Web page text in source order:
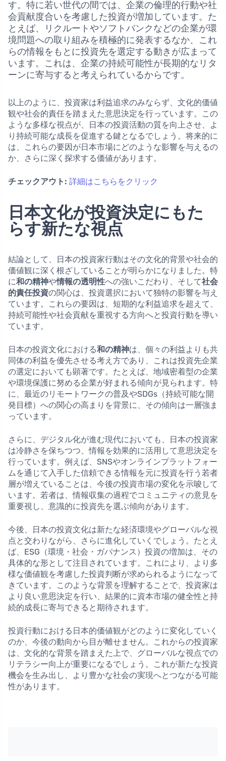
す。特に若い世代の間では、企業の倫理的行動や社
会貢献度合いを考慮した投資が増加しています。た
とえば、リクルートやソフトバンクなどの企業が環
境問題への取り組みを積極的に発表するなか、これ
らの情報をもとに投資先を選定する動きが広まって
います。これは、企業の持続可能性が長期的なリタ
ーンに寄与すると考えられているからです。
以上のように、投資家は利益追求のみならず、文化的価値
観や社会的責任を踏まえた意思決定を行っています。この
ような多様な視点が、日本の投資活動の質を向上させ、よ
り持続可能な成長を促進する鍵となるでしょう。将来的に
は、これらの要因が日本市場にどのような影響を与えるの
か、さらに深く探求する価値があります。
チェックアウト: 詳細はこちらをクリック
日本文化が投資決定にもた
らす新たな視点
結論として、日本の投資家行動はその文化的背景や社会的
価値観に深く根ざしていることが明らかになりました。特
に和の精神や情報の透明性への強いこだわり、そして社会
的責任投資の関心は、投資選択において独特の影響を与え
ています。これらの要因は、短期的な利益追求を超えて、
持続可能性や社会貢献を重視する方向へと投資行動を導い
ています。
日本の投資文化における和の精神は、個々の利益よりも共
同体の利益を優先させる考え方であり、これは投資先企業
の選定においても顕著です。たとえば、地域密着型の企業
や環境保護に努める企業が好まれる傾向が見られます。特
に、最近のリモートワークの普及やSDGs（持続可能な開
発目標）への関心の高まりを背景に、その傾向は一層強ま
っています。
さらに、デジタル化が進む現代においても、日本の投資家
は冷静さを保ちつつ、情報を効果的に活用して意思決定を
行っています。例えば、SNSやオンラインプラットフォー
ムを通じて入手した信頼できる情報を元に投資を行う若者
層が増えていることは、今後の投資市場の変化を示唆して
います。若者は、情報収集の過程でコミュニティの意見を
重要視し、意識的に投資先を選ぶ傾向があります。
今後、日本の投資文化は新たな経済環境やグローバルな視
点と交わりながら、さらに進化していくでしょう。たとえ
ば、ESG（環境・社会・ガバナンス）投資の増加は、その
具体的な形として注目されています。これにより、より多
様な価値観を考慮した投資判断が求められるようになって
きています。このような背景を理解することで、投資家は
より良い意思決定を行い、結果的に資本市場の健全性と持
続的成長に寄与できると期待されます。
投資行動における日本的価値観がどのように変化していく
のか、今後の動向から目が離せません。これからの投資家
は、文化的な背景を踏まえた上で、グローバルな視点での
リテラシー向上が重要になるでしょう。これが新たな投資
機会を生み出し、より豊かな社会の実現へとつながる可能
性があります。